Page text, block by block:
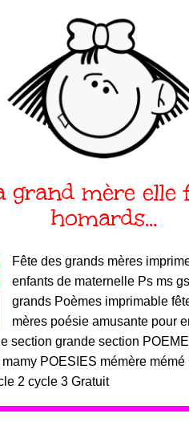
grand mère elle
homards…
Fête des grands mères
enfants de maternelle Ps ms
grands Poèmes imprimable
mères poésie amusante pour
section grande section
POESIES mémère mémé
2 cycle 3 Gratuit